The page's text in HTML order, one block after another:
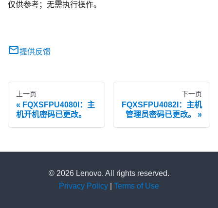
仅供参考；无需执行操作。
提供反馈
上一页
FQXSFPU4080I：主
机开机密码已更改。
下一页
FQXSFPU4082I：主机
管理员密码已更改。
© 2026 Lenovo. All rights reserved.
Privacy Policy
Terms of Use